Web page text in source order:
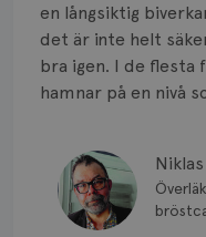
en långsiktig
det är inte helt
bra igen. I de
hamnar på en nivå
Vätska